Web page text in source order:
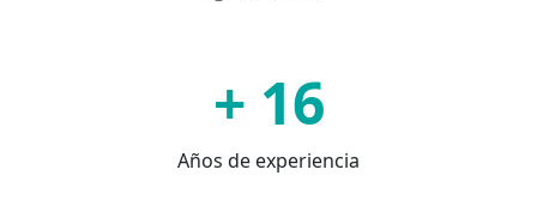
+ 16
Años de experiencia